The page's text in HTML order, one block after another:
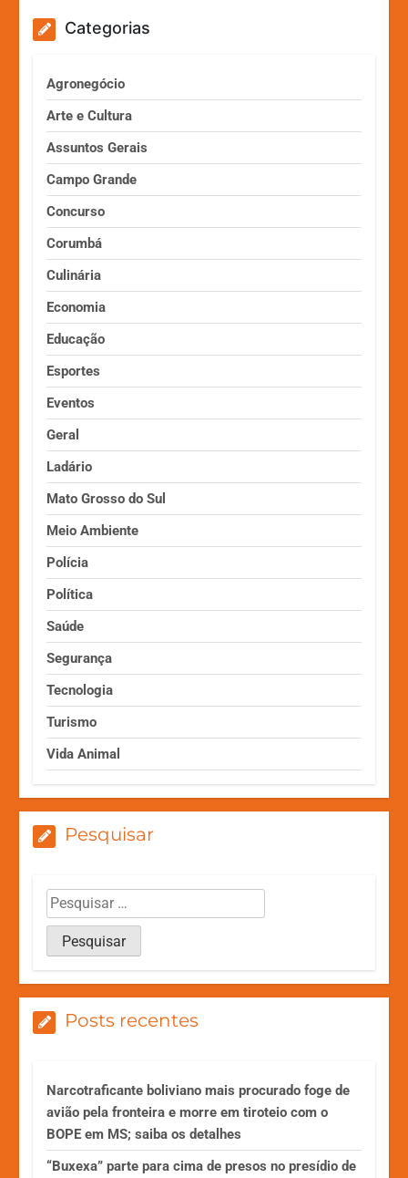
Categorias
Agronegócio
Arte e Cultura
Assuntos Gerais
Campo Grande
Concurso
Corumbá
Culinária
Economia
Educação
Esportes
Eventos
Geral
Ladário
Mato Grosso do Sul
Meio Ambiente
Polícia
Política
Saúde
Segurança
Tecnologia
Turismo
Vida Animal
Pesquisar
Posts recentes
Narcotraficante boliviano mais procurado foge de
avião pela fronteira e morre em tiroteio com o
BOPE em MS; saiba os detalhes
“Buxexa” parte para cima de presos no presídio de